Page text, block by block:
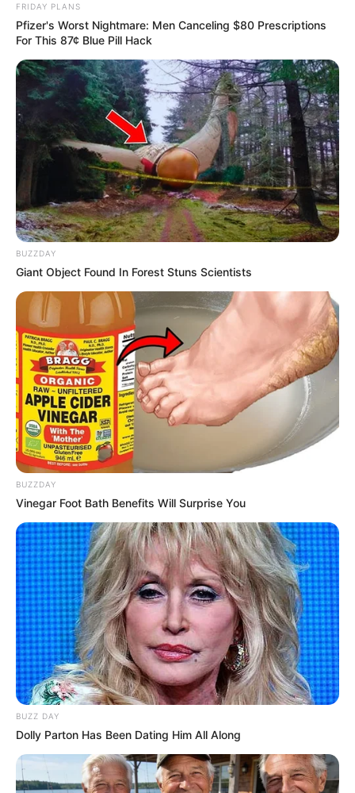
FRIDAY PLANS
Pfizer's Worst Nightmare: Men Canceling $80 Prescriptions
For This 87¢ Blue Pill Hack
BUZZDAY
Giant Object Found In Forest Stuns Scientists
BUZZDAY
Vinegar Foot Bath Benefits Will Surprise You
BUZZ DAY
Dolly Parton Has Been Dating Him All Along